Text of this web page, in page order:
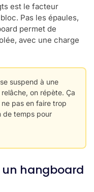
est le facteur
Pas les épaules,
permet de
avec une charge
suspend à une
on répète. Ça
pas en faire trop
de temps pour
un hangboard